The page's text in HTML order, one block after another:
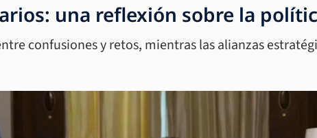
una reflexión sobre la
confusiones y retos, mientras las alianzas